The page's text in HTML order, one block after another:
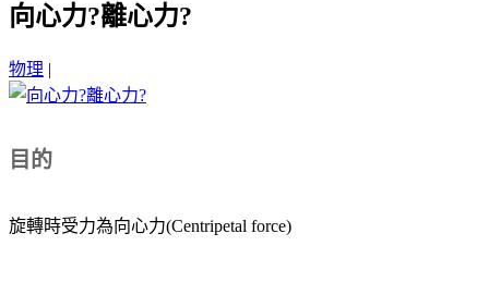
向心力?離心力?
物理 |
目的
旋轉時受力為向心力(Centripetal force)